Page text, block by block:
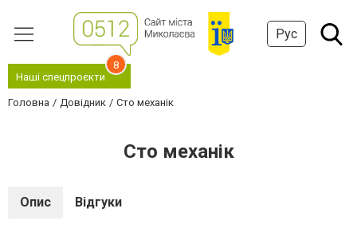
Рус
Наші спецпроєкти
8
Головна Довідник Сто механік
Сто механік
Опис Відгуки